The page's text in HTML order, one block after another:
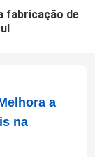
fabricação de
a
na